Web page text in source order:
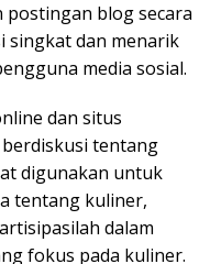
postingan blog secara
singkat dan menarik
media sosial.
dan situs
tentang
digunakan untuk
tentang kuliner,
dalam
fokus pada kuliner.